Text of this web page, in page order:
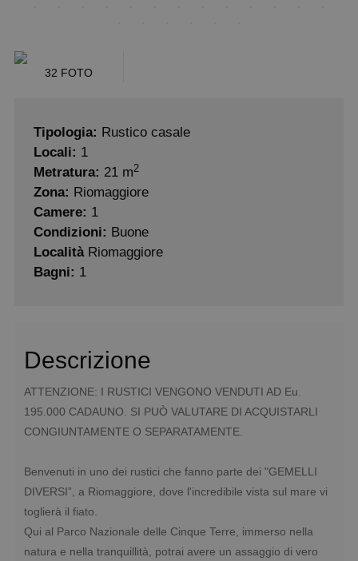
32 FOTO
Tipologia: Rustico casale
Locali: 1
Metratura: 21 m2
Zona: Riomaggiore
Camere: 1
Condizioni: Buone
LocalitàRiomaggiore
Bagni: 1
Descrizione
ATTENZIONE: I RUSTICI VENGONO VENDUTI AD Eu.
195.000 CADAUNO. SI PUÒ VALUTARE DI ACQUISTARLI
CONGIUNTAMENTE O SEPARATAMENTE.
Benvenuti in uno dei rustici che fanno parte dei "GEMELLI
DIVERSI”, a Riomaggiore, dove l'incredibile vista sul mare vi
toglierà il fiato.
Qui al Parco Nazionale delle Cinque Terre, immerso nella
natura e nella tranquillità, potrai avere un assaggio di vero